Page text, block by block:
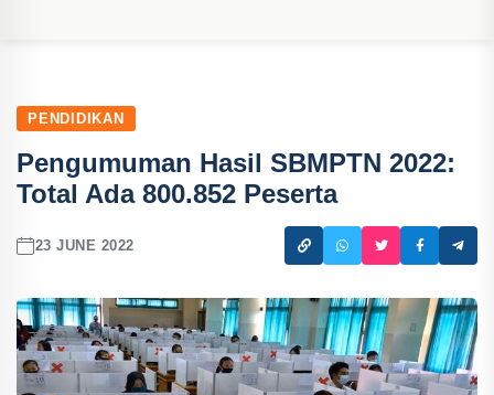
PENDIDIKAN
Pengumuman Hasil SBMPTN 2022:
Total Ada 800.852 Peserta
23 JUNE 2022